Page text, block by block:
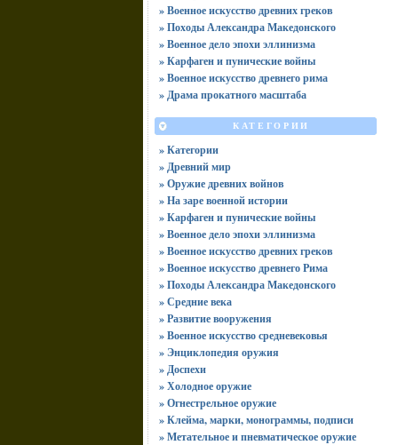
» Военное искусство древних греков
» Походы Александра Македонского
» Военное дело эпохи эллинизма
» Карфаген и пунические войны
» Военное искусство древнего рима
» Драма прокатного масштаба
КАТЕГОРИИ
» Категории
» Древний мир
» Оружие древних войнов
» На заре военной истории
» Карфаген и пунические войны
» Военное дело эпохи эллинизма
» Военное искусство древних греков
» Военное искусство древнего Рима
» Походы Александра Македонского
» Средние века
» Развитие вооружения
» Военное искусство средневековья
» Энциклопедия оружия
» Доспехи
» Холодное оружие
» Огнестрельное оружие
» Клейма, марки, монограммы, подписи
» Метательное и пневматическое оружие